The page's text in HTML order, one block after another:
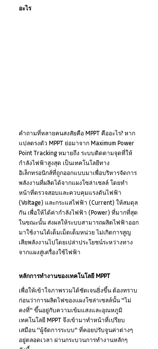
อะไร
คำถามที่หลายคนสงสัยคือ MPPT คืออะไร? หาก
แปลตรงตัว MPPT ย่อมาจาก Maximum Power
Point Tracking หมายถึง ระบบติดตามจุดที่ให้
กำลังไฟฟ้าสูงสุด เป็นเทคโนโลยีทาง
อิเล็กทรอนิกส์ที่ถูกออกแบบมาเพื่อบริหารจัดการ
พลังงานที่ผลิตได้จากแผงโซล่าเซลล์ โดยทำ
หน้าที่ตรวจสอบและควบคุมแรงดันไฟฟ้า
(Voltage) และกระแสไฟฟ้า (Current) ให้สมดุล
กัน เพื่อให้ได้ค่ากำลังไฟฟ้า (Power) ที่มากที่สุด
ในขณะนั้น ส่งผลให้ระบบสามารถผลิตไฟฟ้าออก
มาใช้งานได้เต็มเม็ดเต็มหน่วย ไม่เกิดการสูญ
เสียพลังงานไปโดยเปล่าประโยชน์ระหว่างทาง
จากแผงสู่เครื่องใช้ไฟฟ้า
หลักการทำงานของเทคโนโลยี MPPT
เพื่อให้เข้าใจภาพรวมได้ชัดเจนยิ่งขึ้น ต้องทราบ
ก่อนว่าการผลิตไฟของแผงโซล่าเซลล์นั้น "ไม่
คงที่" ขึ้นอยู่กับความเข้มแสงและอุณหภูมิ
เทคโนโลยี MPPT จึงเข้ามาทำหน้าที่เปรียบ
เสมือน "ผู้จัดการระบบ" ที่คอยปรับจูนค่าต่างๆ
อยู่ตลอดเวลา ผ่านกระบวนการทำงานหลักๆ